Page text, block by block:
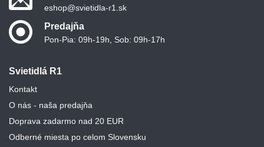
Svietidlá R1
Kontakt
O nás - naša predajňa
Doprava zadarmo nad 20 EUR
Odberné miesta po celom Slovensku
eshop@svietidla-r1.sk
Predajňa
Pon-Pia: 09h-19h, Sob: 09h-17h